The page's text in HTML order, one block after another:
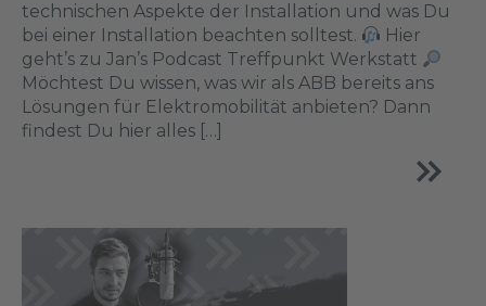
technischen Aspekte der Installation und was Du
bei einer Installation beachten solltest.
Hier
geht’s zu Jan’s Podcast Treffpunkt Werkstatt
Möchtest Du wissen, was wir als ABB bereits ans
Lösungen für Elektromobilität anbieten? Dann
findest Du hier alles […]